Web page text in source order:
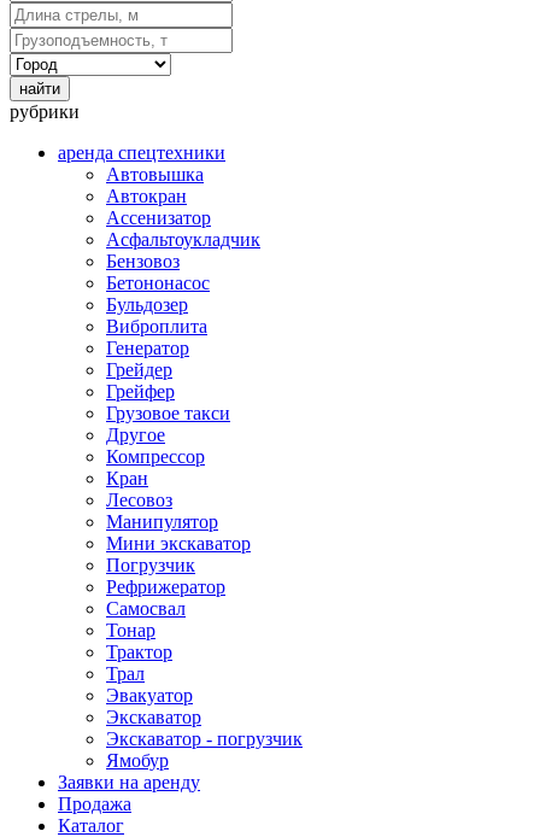
рубрики
аренда спецтехники
Автовышка
Автокран
Ассенизатор
Асфальтоукладчик
Бензовоз
Бетононасос
Бульдозер
Виброплита
Генератор
Грейдер
Грейфер
Грузовое такси
Другое
Компрессор
Кран
Лесовоз
Манипулятор
Мини экскаватор
Погрузчик
Рефрижератор
Самосвал
Тонар
Трактор
Трал
Эвакуатор
Экскаватор
Экскаватор - погрузчик
Ямобур
Заявки на аренду
Продажа
Каталог